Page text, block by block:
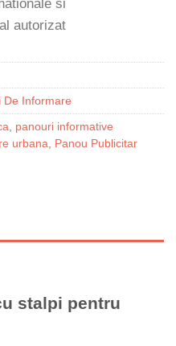
De Informare
panouri informative
urbana
Panou Publicitar
stalpi pentru